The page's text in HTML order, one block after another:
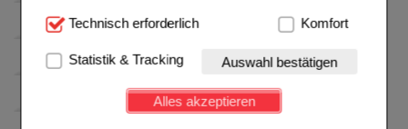
Technisch Notwendig:Hierbei handelt es sich um
Website notwendig sind (z.B. Navigation, Warenkorb,
Kundenkonto), weshalb auf diese nicht verzichtet
werden kann.
Technisch erforderlich Komfort
Statistik & Tracking Auswahl bestätigen
Alles akzeptieren